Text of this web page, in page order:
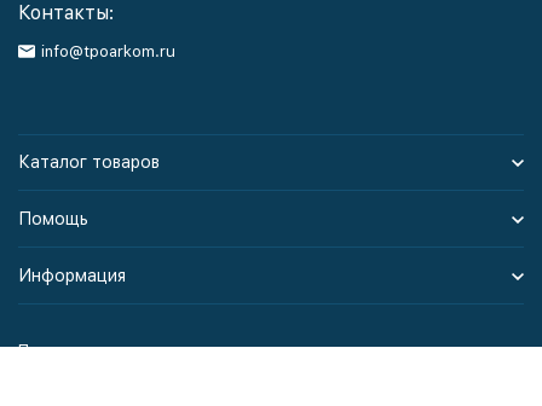
Контакты:
info@tpoarkom.ru
Каталог товаров
Помощь
Информация
Политика персональных данных